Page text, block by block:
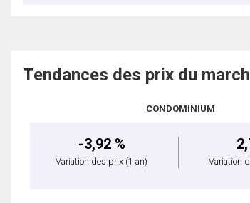
Tendances des prix du
CONDOMINIUM
-3,92 %
Variation des prix (1 an) Variation